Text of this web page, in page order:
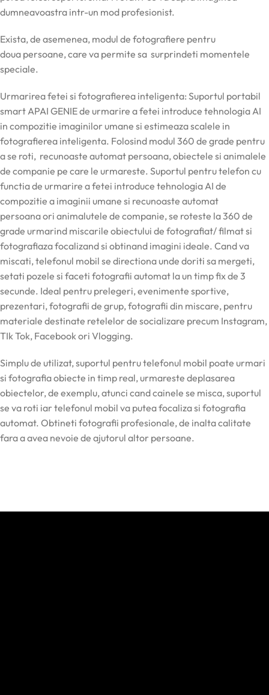
dumneavoastra intr-un mod profesionist.
Exista, de asemenea, modul de fotografiere pentru
doua persoane, care va permite sa surprindeti momentele
speciale.
Urmarirea fetei si fotografierea inteligenta: Suportul portabil
smart APAI GENIE de urmarire a fetei introduce tehnologia AI
in compozitie imaginilor umane si estimeaza scalele in
fotografierea inteligenta. Folosind modul 360 de grade pentru
a se roti, recunoaste automat persoana, obiectele si animalele
de companie pe care le urmareste. Suportul pentru telefon cu
functia de urmarire a fetei introduce tehnologia AI de
compozitie a imaginii umane si recunoaste automat
persoana ori animalutele de companie, se roteste la 360 de
grade urmarind miscarile obiectului de fotografiat/ filmat si
fotografiaza focalizand si obtinand imagini ideale. Cand va
miscati, telefonul mobil se directiona unde doriti sa mergeti,
setati pozele si faceti fotografii automat la un timp fix de 3
secunde. Ideal pentru prelegeri, evenimente sportive,
prezentari, fotografii de grup, fotografii din miscare, pentru
materiale destinate retelelor de socializare precum Instagram,
TIk Tok, Facebook ori Vlogging.
Simplu de utilizat, suportul pentru telefonul mobil poate urmari
si fotografia obiecte in timp real, urmareste deplasarea
obiectelor, de exemplu, atunci cand cainele se misca, suportul
se va roti iar telefonul mobil va putea focaliza si fotografia
automat. Obtineti fotografii profesionale, de inalta calitate
fara a avea nevoie de ajutorul altor persoane.